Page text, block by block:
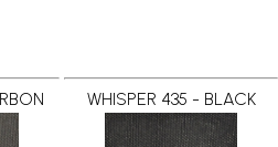
WHISPER 435 - BLACK